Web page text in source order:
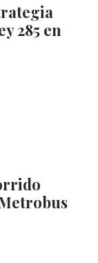
285 en